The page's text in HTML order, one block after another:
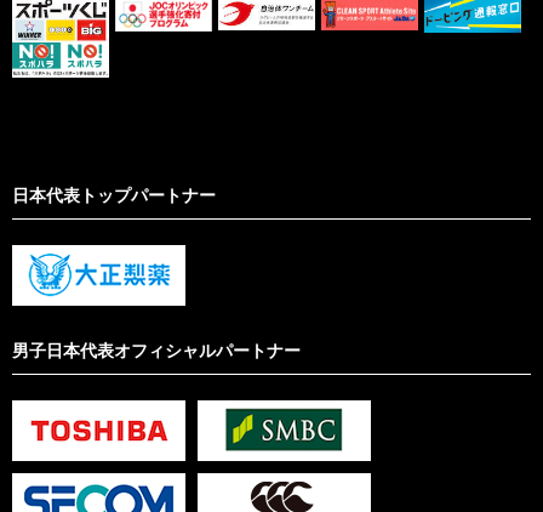
日本代表トップパートナー
男子日本代表オフィシャルパートナー